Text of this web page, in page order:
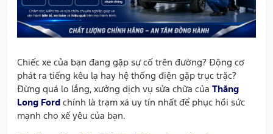
Chiếc xe của bạn đang gặp sự cố trên đường? Động cơ
phát ra tiếng kêu lạ hay hệ thống điện gặp trục trặc?
Đừng quá lo lắng, xưởng dịch vụ sửa chữa của Thăng
Long Ford chính là trạm xá uy tín nhất để phục hồi sức
mạnh cho xế yêu của bạn.